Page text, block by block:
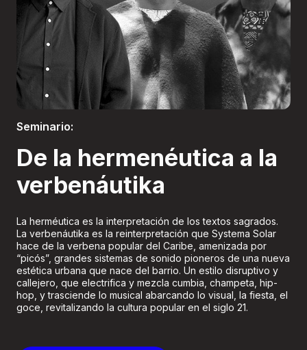
Seminario:
De la hermenéutica a la
verbenáutika
La herméutica es la interpretación de los textos sagrados.
La verbenáutika es la reinterpretación que Systema Solar
hace de la verbena popular del Caribe, amenizada por
“picós”, grandes sistemas de sonido pioneros de una nueva
estética urbana que nace del barrio. Un estilo disruptivo y
callejero, que electrifica y mezcla cumbia, champeta, hip-
hop, y trasciende lo musical abarcando lo visual, la fiesta, el
goce, revitalizando la cultura popular en el siglo 21.